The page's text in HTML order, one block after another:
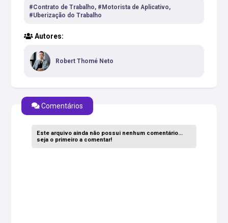
#Contrato de Trabalho, #Motorista de Aplicativo,
#Uberização do Trabalho
Autores:
Robert Thomé Neto
Comentários
Este arquivo ainda não possui nenhum comentário...
seja o primeiro a comentar!